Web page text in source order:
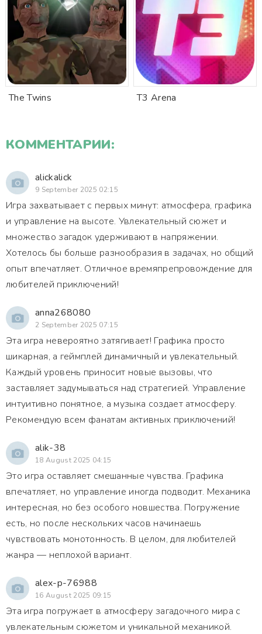
The Twins T3 Arena
КОММЕНТАРИИ:
alickalick
9 September 2025 02:15
Игра захватывает с первых минут: атмосфера, графика
и управление на высоте. Увлекательный сюжет и
множество загадок удерживают в напряжении.
Хотелось бы больше разнообразия в задачах, но общий
опыт впечатляет. Отличное времяпрепровождение для
любителей приключений!
anna268080
2 September 2025 07:15
Эта игра невероятно затягивает! Графика просто
шикарная, а геймплей динамичный и увлекательный.
Каждый уровень приносит новые вызовы, что
заставляет задумываться над стратегией. Управление
интуитивно понятное, а музыка создает атмосферу.
Рекомендую всем фанатам активных приключений!
alik-38
18 August 2025 04:15
Это игра оставляет смешанные чувства. Графика
впечатляет, но управление иногда подводит. Механика
интересная, но без особого новшества. Погружение
есть, но после нескольких часов начинаешь
чувствовать монотонность. В целом, для любителей
жанра — неплохой вариант.
alex-p-76988
16 August 2025 09:15
Эта игра погружает в атмосферу загадочного мира с
увлекательным сюжетом и уникальной механикой.